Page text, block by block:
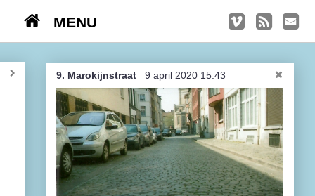
MENU
Kasseien
België / Duitsland / Nederland
Hoogtepunten
Soeperlange tocht
9. Marokijnstraat 9 april 2020 15:43